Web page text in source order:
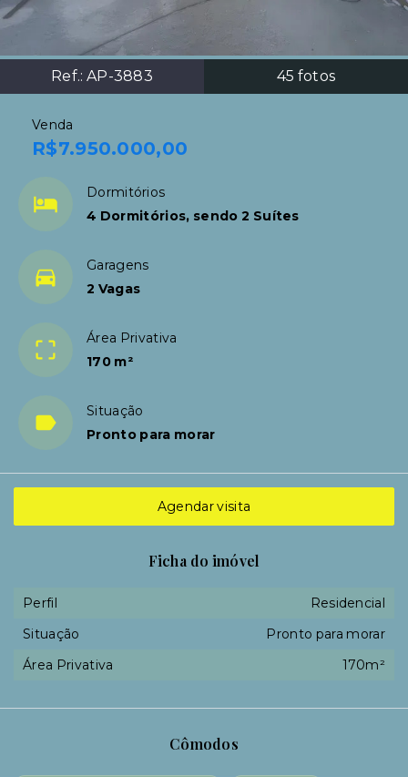
Ref.: AP-3883 45 fotos
Venda
R$7.950.000,00
Dormitórios
4 Dormitórios, sendo 2 Suítes
Garagens
2 Vagas
Área Privativa
170 m²
Situação
Pronto para morar
Cômodos
Agendar visita
Ficha do imóvel
Perfil
Residencial
Situação
Pronto para morar
Área Privativa
170m²